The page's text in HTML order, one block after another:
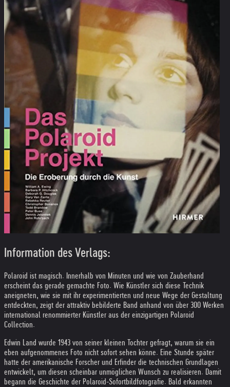
Information des Verlags:
Polaroid ist magisch. Innerhalb von Minuten und wie von Zauberhand
erscheint das gerade gemachte Foto. Wie Künstler sich diese Technik
aneigneten, wie sie mit ihr experimentierten und neue Wege der Gestaltung
entdeckten, zeigt der attraktiv bebilderte Band anhand von über 300 Werken
international renommierter Künstler aus der einzigartigen Polaroid
Collection.
Edwin Land wurde 1943 von seiner kleinen Tochter gefragt, warum sie ein
eben aufgenommenes Foto nicht sofort sehen könne. Eine Stunde später
hatte der amerikanische Forscher und Erfinder die technischen Grundlagen
entwickelt, um diesen scheinbar unmöglichen Wunsch zu realisieren. Damit
begann die Geschichte der Polaroid-Sofortbildfotografie. Bald erkannten